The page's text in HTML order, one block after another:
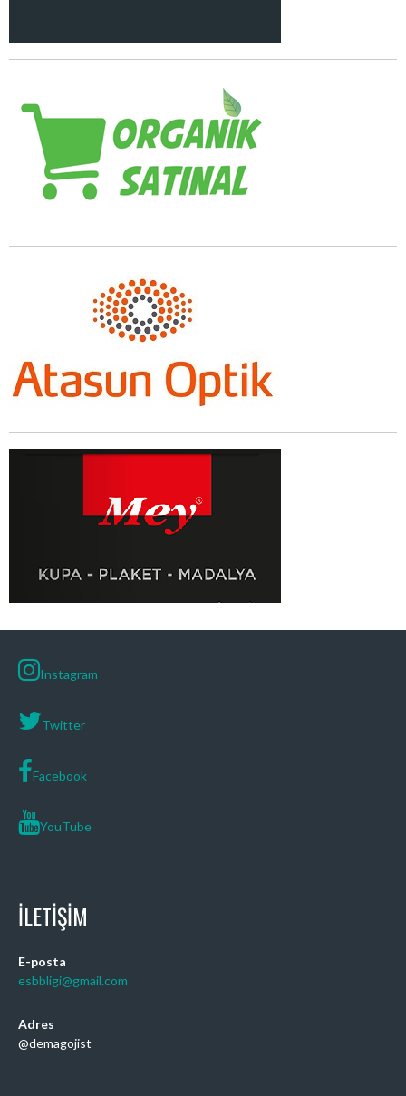
Instagram
Twitter
Facebook
YouTube
İLETIŞIM
E-posta
esbbligi@gmail.com
Adres
@demagojist